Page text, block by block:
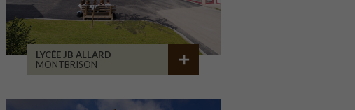
LYCÉE JB ALLARD
MONTBRISON